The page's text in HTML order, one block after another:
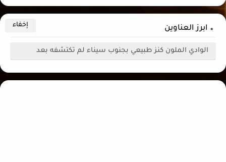
ابرز العناوين
الوادي الملون كنز طبيعي بجنوب سيناء لم تكتشفه بعد